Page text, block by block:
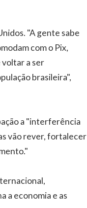
"A gente sabe
com o Pix,
voltar a ser
brasileira",
a "interferência
vão rever, fortalecer
a economia e as